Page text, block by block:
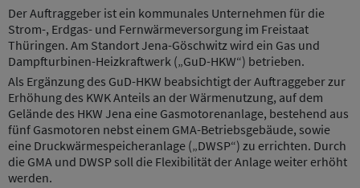
Der Auftraggeber ist ein kommunales Unternehmen für die
Strom-, Erdgas- und Fernwärmeversorgung im Freistaat
Thüringen. Am Standort Jena-Göschwitz wird ein Gas und
Dampfturbinen-Heizkraftwerk („GuD-HKW“) betrieben.
Als Ergänzung des GuD-HKW beabsichtigt der Auftraggeber zur
Erhöhung des KWK Anteils an der Wärmenutzung, auf dem
Gelände des HKW Jena eine Gasmotorenanlage, bestehend aus
fünf Gasmotoren nebst einem GMA-Betriebsgebäude, sowie
eine Druckwärmespeicheranlage („DWSP“) zu errichten. Durch
die GMA und DWSP soll die Flexibilität der Anlage weiter erhöht
werden.